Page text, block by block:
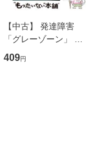
【中古】 発達障害
「グレーゾーン」 そ
の正しい理解と克服法
(SB新書 572) / 岡田尊
409円